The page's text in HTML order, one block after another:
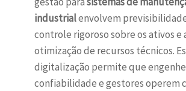
industrialenvolvem
controle rigoroso sobre os ativos e
otimização de recursos técnicos.
digitalização permite que
confiabilidade e gestores operem